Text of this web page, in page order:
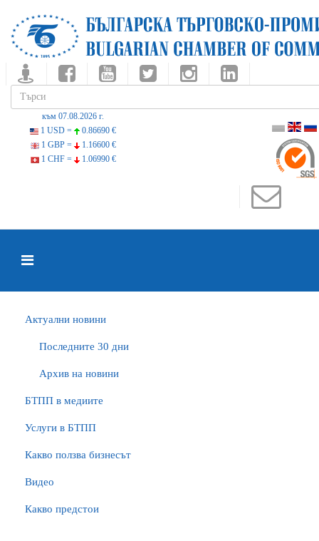
към 07.08.2026 г.
1 USD =
0.86690 €
1 GBP =
1.16600 €
1 CHF =
1.06990 €
Актуални новини
Последните 30 дни
Архив на новини
БTПП в медиите
Услуги в БТПП
Какво ползва бизнесът
Видео
Какво предстои